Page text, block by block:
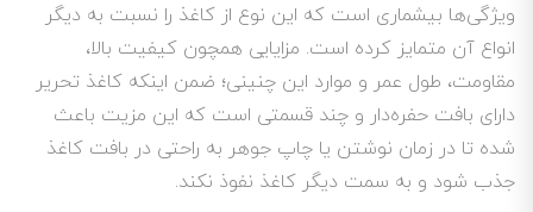
ویژگی‌ها بیشماری است که این نوع از کاغذ را نسبت به دیگر
انواع آن متمایز کرده است. مزایایی همچون کیفیت بالا،
مقاومت، طول عمر و موارد این چنینی؛ ضمن اینکه کاغذ تحریر
دارای بافت حفره‌دار و چند قسمتی است که این مزیت باعث
شده تا در زمان نوشتن یا چاپ جوهر به راحتی در بافت کاغذ
جذب شود و به سمت دیگر کاغذ نفوذ نکند.